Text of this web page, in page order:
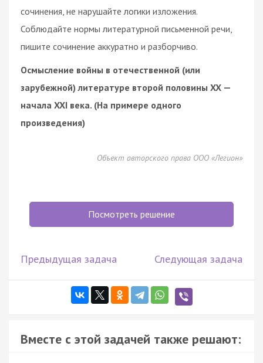
сочинения, не нарушайте логики изложения.
Соблюдайте нормы литературной письменной речи,
пишите сочинение аккуратно и разборчиво.
Осмысление войны в отечественной (или
зарубежной) литературе второй половины XX —
начала XXI века. (На примере одного
произведения)
Объект авторского права ООО «Легион»
Посмотреть решение
Предыдущая задача Следующая задача
Вместе с этой задачей также решают: